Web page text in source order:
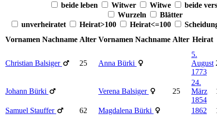
beide leben
Witwer Witwe
beide
Wurzeln
Blätter
unverheiratet
Heirat>100 Heirat<=100
Vornamen Nachname Alter Vornamen Nachname Alter Heirat
Christian Balsiger 25 Anna Bürki
5.
August
1773
Johann Bürki Verena Balsiger 25
24.
März
1854
Samuel Stauffer 62 Magdalena Bürki 1862